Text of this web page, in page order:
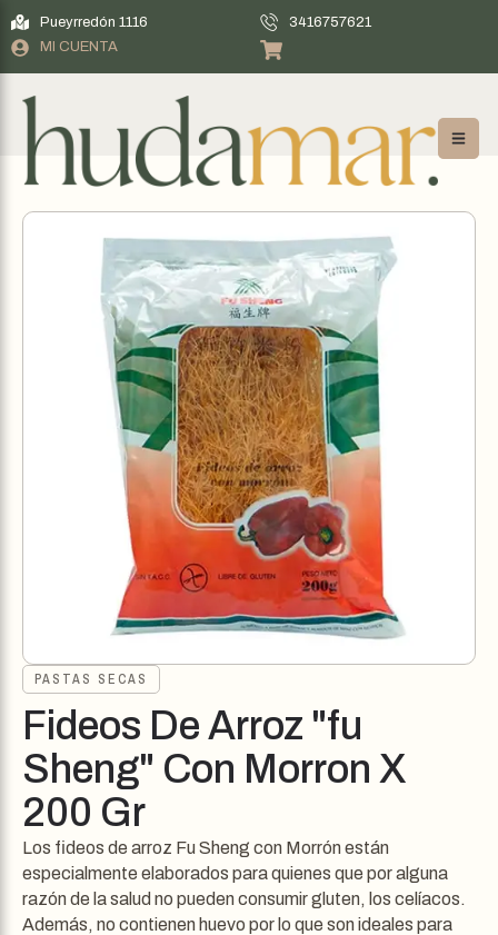
Pueyrredón 1116
3416757621
MI CUENTA
PASTAS SECAS
Fideos De Arroz "fu
Sheng" Con Morron X
200 Gr
Los fideos de arroz Fu Sheng con Morrón están
especialmente elaborados para quienes que por alguna
razón de la salud no pueden consumir gluten, los celíacos.
Además, no contienen huevo por lo que son ideales para